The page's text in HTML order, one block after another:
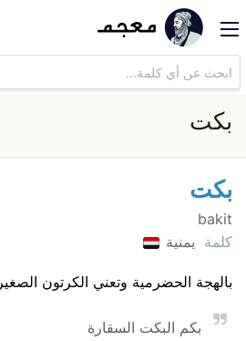
بكت
بكت
bakit
كلمة يمنية
بالهجة الحضرمية وتعني الكرتون الصغير
بكم البكت السقارة